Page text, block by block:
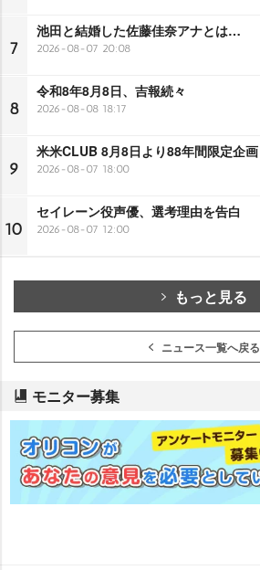
7
池田と結婚した佐藤佳奈アナとは…
2026-08-07 20:08
8
令和8年8月8日、吉報続々
2026-08-08 18:17
9
米米CLUB 8月8日より88年間限定企画
2026-08-07 18:00
10
セイレーン役声優、選考理由を告白
2026-08-07 12:00
もっと見る
ニュース一覧へ戻る
モニター募集